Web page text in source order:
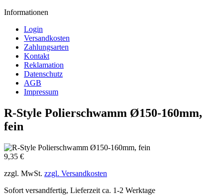
Informationen
Login
Versandkosten
Zahlungsarten
Kontakt
Reklamation
Datenschutz
AGB
Impressum
R-Style Polierschwamm Ø150-160mm,
fein
9,35 €
zzgl. MwSt. zzgl. Versandkosten
Sofort versandfertig, Lieferzeit ca. 1-2 Werktage